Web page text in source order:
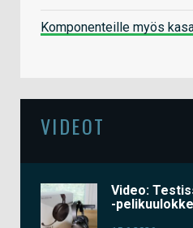
Komponenteille myös
VIDEOT
Video:
-